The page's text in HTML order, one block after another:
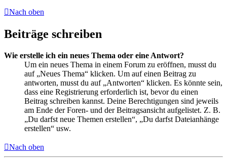
Nach oben
Beiträge schreiben
Wie erstelle ich ein neues Thema oder eine Antwort?
Um ein neues Thema in einem Forum zu eröffnen, musst du
auf „Neues Thema“ klicken. Um auf einen Beitrag zu
antworten, musst du auf „Antworten“ klicken. Es könnte sein,
dass eine Registrierung erforderlich ist, bevor du einen
Beitrag schreiben kannst. Deine Berechtigungen sind jeweils
am Ende der Foren- und der Beitragsansicht aufgelistet. Z. B.
„Du darfst neue Themen erstellen“, „Du darfst Dateianhänge
erstellen“ usw.
Nach oben